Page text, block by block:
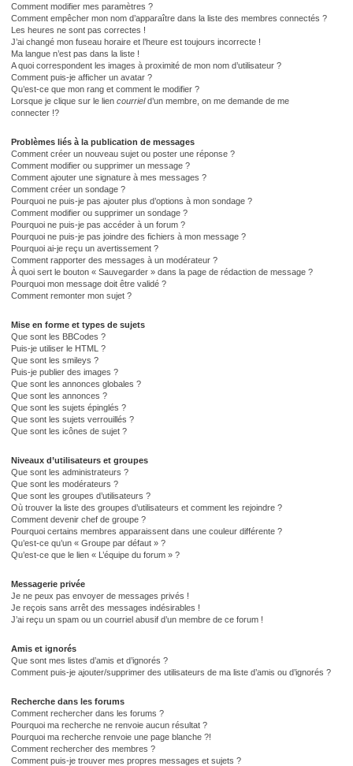
Comment modifier mes paramètres ?
Comment empêcher mon nom d’apparaître dans la liste des membres connectés ?
Les heures ne sont pas correctes !
J’ai changé mon fuseau horaire et l’heure est toujours incorrecte !
Ma langue n’est pas dans la liste !
A quoi correspondent les images à proximité de mon nom d’utilisateur ?
Comment puis-je afficher un avatar ?
Qu’est-ce que mon rang et comment le modifier ?
Lorsque je clique sur le lien courrield’un membre, on me demande de me
connecter !?
Problèmes liés à la publication de messages
Comment créer un nouveau sujet ou poster une réponse ?
Comment modifier ou supprimer un message ?
Comment ajouter une signature à mes messages ?
Comment créer un sondage ?
Pourquoi ne puis-je pas ajouter plus d’options à mon sondage ?
Comment modifier ou supprimer un sondage ?
Pourquoi ne puis-je pas accéder à un forum ?
Pourquoi ne puis-je pas joindre des fichiers à mon message ?
Pourquoi ai-je reçu un avertissement ?
Comment rapporter des messages à un modérateur ?
À quoi sert le bouton « Sauvegarder » dans la page de rédaction de message ?
Pourquoi mon message doit être validé ?
Comment remonter mon sujet ?
Mise en forme et types de sujets
Que sont les BBCodes ?
Puis-je utiliser le HTML ?
Que sont les smileys ?
Puis-je publier des images ?
Que sont les annonces globales ?
Que sont les annonces ?
Que sont les sujets épinglés ?
Que sont les sujets verrouillés ?
Que sont les icônes de sujet ?
Niveaux d’utilisateurs et groupes
Que sont les administrateurs ?
Que sont les modérateurs ?
Que sont les groupes d’utilisateurs ?
Où trouver la liste des groupes d’utilisateurs et comment les rejoindre ?
Comment devenir chef de groupe ?
Pourquoi certains membres apparaissent dans une couleur différente ?
Qu’est-ce qu’un « Groupe par défaut » ?
Qu’est-ce que le lien « L’équipe du forum » ?
Messagerie privée
Je ne peux pas envoyer de messages privés !
Je reçois sans arrêt des messages indésirables !
J’ai reçu un spam ou un courriel abusif d’un membre de ce forum !
Amis et ignorés
Que sont mes listes d’amis et d’ignorés ?
Comment puis-je ajouter/supprimer des utilisateurs de ma liste d’amis ou d’ignorés ?
Recherche dans les forums
Comment rechercher dans les forums ?
Pourquoi ma recherche ne renvoie aucun résultat ?
Pourquoi ma recherche renvoie une page blanche ?!
Comment rechercher des membres ?
Comment puis-je trouver mes propres messages et sujets ?